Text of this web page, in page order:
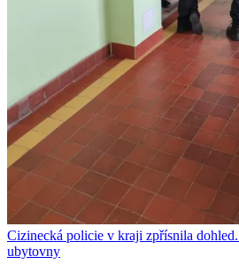
Cizinecká policie v kraji zpřísnila
ubytovny